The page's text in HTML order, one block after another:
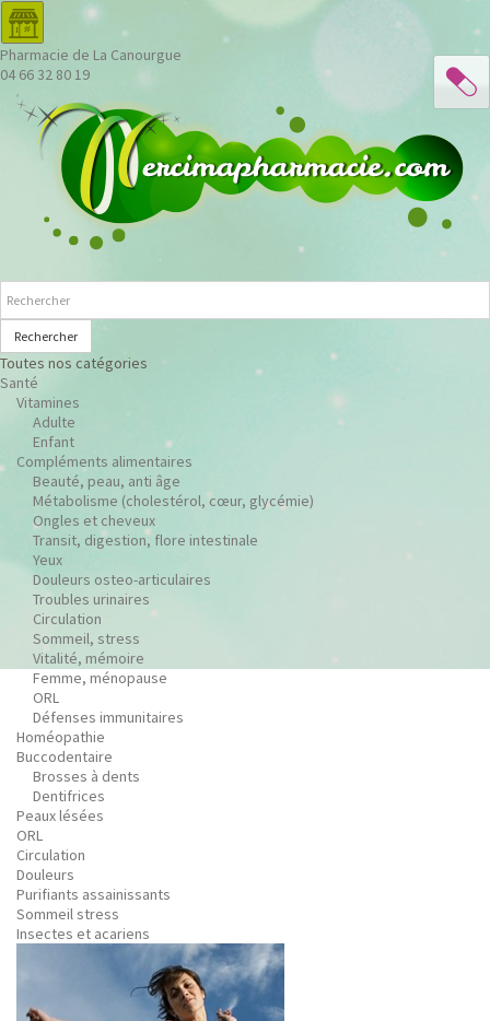
Pharmacie de La Canourgue
04 66 32 80 19
Rechercher
Toutes nos catégories
Santé
Vitamines
Adulte
Enfant
Compléments alimentaires
Beauté, peau, anti âge
Métabolisme (cholestérol, cœur, glycémie)
Ongles et cheveux
Transit, digestion, flore intestinale
Yeux
Douleurs osteo-articulaires
Troubles urinaires
Circulation
Sommeil, stress
Vitalité, mémoire
Femme, ménopause
ORL
Défenses immunitaires
Homéopathie
Buccodentaire
Brosses à dents
Dentifrices
Peaux lésées
ORL
Circulation
Douleurs
Purifiants assainissants
Sommeil stress
Insectes et acariens